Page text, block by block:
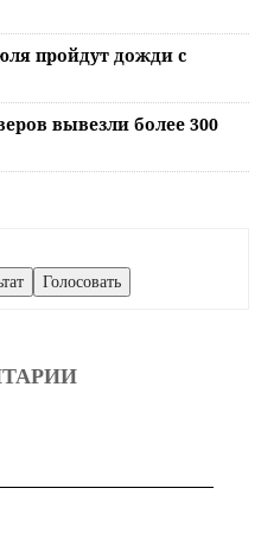
пройдут дожди с
вывезли более 300